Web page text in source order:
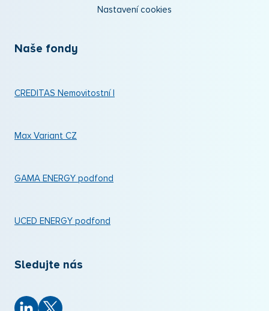
Nastavení cookies
Naše fondy
CREDITAS Nemovitostní I
Max Variant CZ
GAMA ENERGY podfond
UCED ENERGY podfond
Sledujte nás